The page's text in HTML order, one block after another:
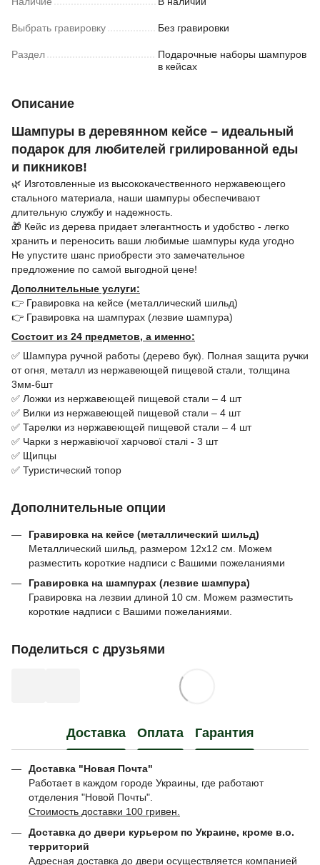
Выбрать гравировку Без гравировки
Раздел
Подарочные наборы шампуров
в кейсах
Описание
Шампуры в деревянном кейсе – идеальный
подарок для любителей грилированной еды
и пикников!
🌿 Изготовленные из высококачественного нержавеющего
стального материала, наши шампуры обеспечивают
длительную службу и надежность.
🎁 Кейс из дерева придает элегантность и удобство - легко
хранить и переносить ваши любимые шампуры куда угодно
Не упустите шанс приобрести это замечательное
предложение по самой выгодной цене!
Дополнительные услуги:
👉 Гравировка на кейсе (металлический шильд)
👉 Гравировка на шампурах (лезвие шампура)
Состоит из 24 предметов, а именно:
✅ Шампура ручной работы (дерево бук). Полная защита ручки
от огня, металл из нержавеющей пищевой стали, толщина
3мм-6шт
✅ Ложки из нержавеющей пищевой стали – 4 шт
✅ Вилки из нержавеющей пищевой стали – 4 шт
✅ Тарелки из нержавеющей пищевой стали – 4 шт
✅ Чарки з нержавіючої харчової сталі - 3 шт
✅ Щипцы
✅ Туристический топор
Дополнительные опции
Гравировка на кейсе (металлический шильд)
Металлический шильд, размером 12х12 см. Можем
разместить короткие надписи с Вашими пожеланиями
Гравировка на шампурах (лезвие шампура)
Гравировка на лезвии длиной 10 см. Можем разместить
короткие надписи с Вашими пожеланиями.
Поделиться с друзьями
Доставка Оплата Гарантия
Доставка "Новая Почта"
Работает в каждом городе Украины, где работают
отделения "Новой Почты".
Стоимость доставки 100 гривен.
Доставка до двери курьером по Украине, кроме в.о.
территорий
Адресная доставка до двери осуществляется компанией